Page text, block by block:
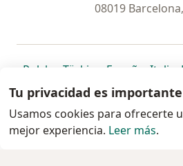
08019
Polska se abre en una nueva
Türkiye se abre en
España se
Italia
Portugal
se abre en una
México se abre en
Chile seBrasil
www.doctoralia.pe ©
Tu privacidad es importante
Usamos cookies para ofrecerte
mejor experiencia. Leer más.